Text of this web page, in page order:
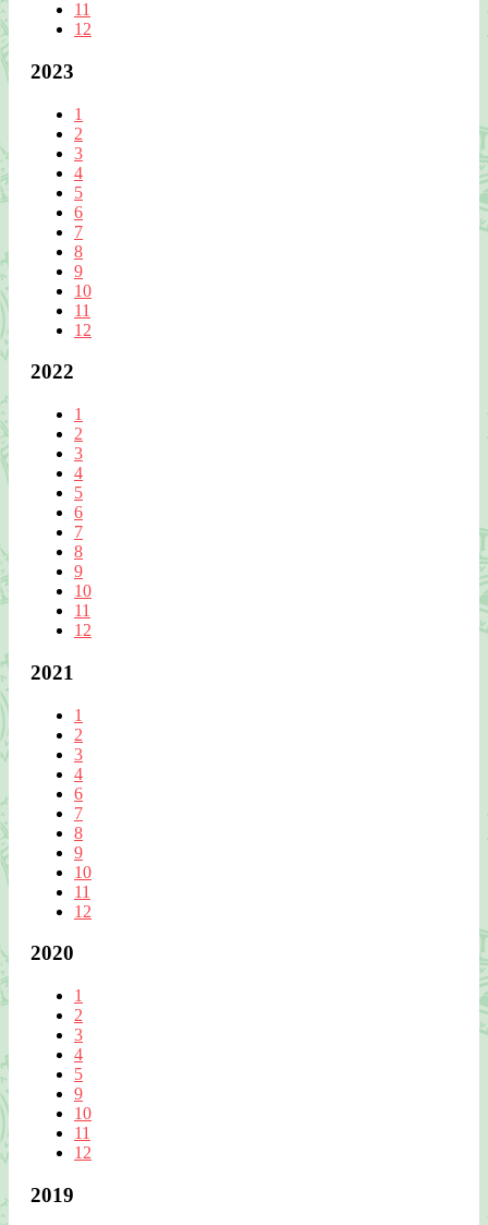
11
12
2023
1
2
3
4
5
6
7
8
9
10
11
12
2022
1
2
3
4
5
6
7
8
9
10
11
12
2021
1
2
3
4
6
7
8
9
10
11
12
2020
1
2
3
4
5
9
10
11
12
2019